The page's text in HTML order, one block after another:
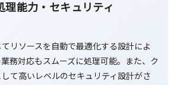
理能力・セキュリティ
リソースを自動で最適化する設計によ
務対応もスムーズに処理可能。また、ク
て高いレベルのセキュリティ設計がさ